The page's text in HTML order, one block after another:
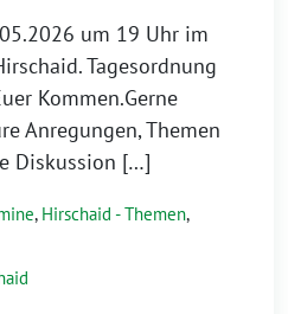
um 19 Uhr im
Tagesordnung
Kommen.Gerne
Anregungen, Themen
Diskussion […]
, Hirschaid - Themen,